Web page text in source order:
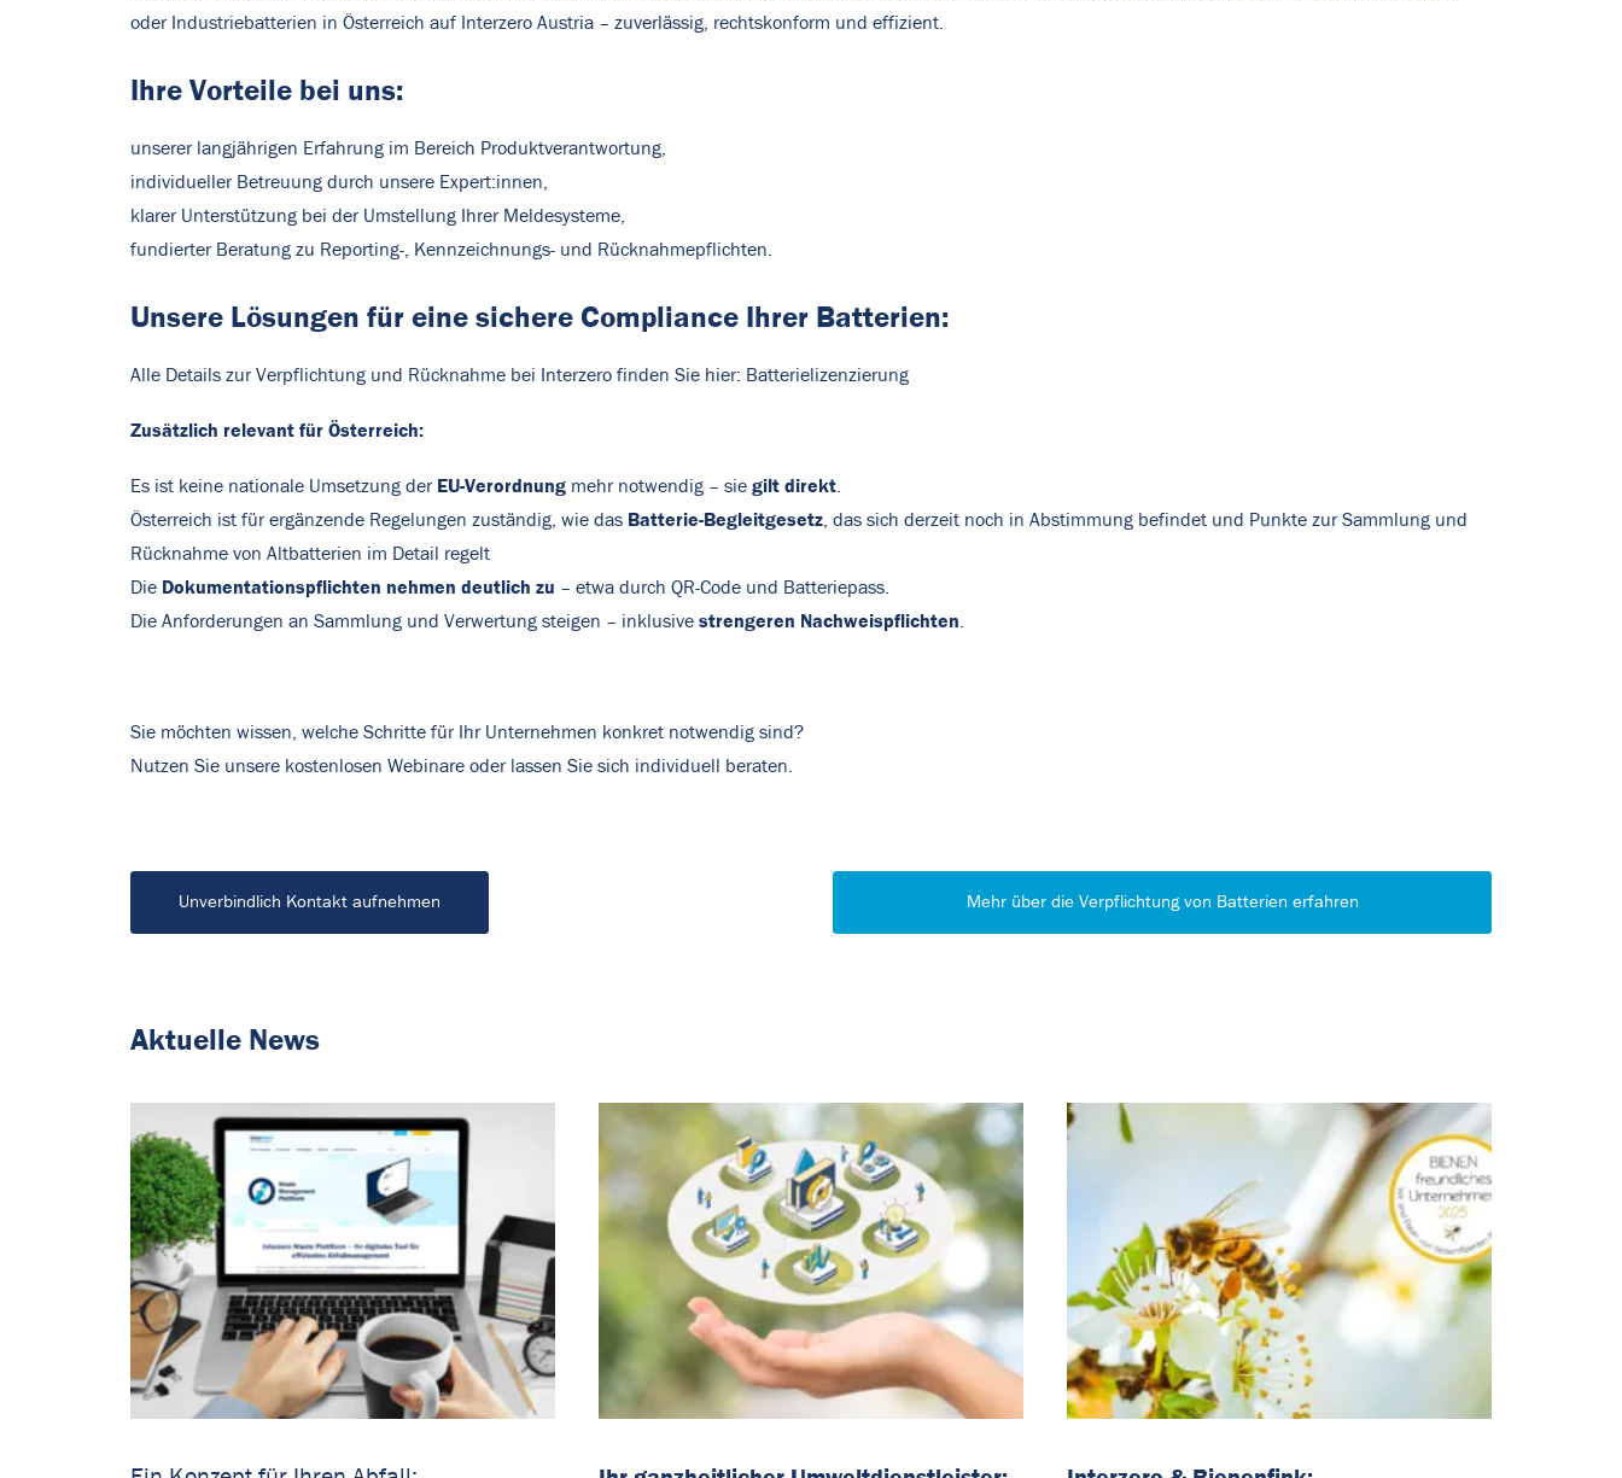
oder Industriebatterien in Österreich auf Interzero Austria – zuverlässig, rechtskonform und effizient.
Ihre Vorteile bei uns:
unserer langjährigen Erfahrung im Bereich Produktverantwortung,
individueller Betreuung durch unsere Expert:innen,
klarer Unterstützung bei der Umstellung Ihrer Meldesysteme,
fundierter Beratung zu Reporting-, Kennzeichnungs- und Rücknahmepflichten.
Unsere Lösungen für eine sichere Compliance Ihrer Batterien:
Alle Details zur Verpflichtung und Rücknahme bei Interzero finden Sie hier: Batterielizenzierung
Zusätzlich relevant für Österreich:
Es ist keine nationale Umsetzung der EU-Verordnung mehr notwendig – sie gilt direkt
Österreich ist für ergänzende Regelungen zuständig, wie das Batterie-Begleitgesetz , das sich derzeit noch in Abstimmung befindet und Punkte zur Sammlung und
Rücknahme von Altbatterien im Detail regelt
Die Dokumentationspflichten nehmen deutlich zu – etwa durch QR-Code und Batteriepass.
Die Anforderungen an Sammlung und Verwertung steigen – inklusive strengeren Nachweispflichten
Sie möchten wissen, welche Schritte für Ihr Unternehmen konkret notwendig sind?
Nutzen Sie unsere kostenlosen Webinare oder lassen Sie sich individuell beraten.
Unverbindlich Kontakt aufnehmen Mehr über die Verpflichtung von Batterien erfahren
Aktuelle News